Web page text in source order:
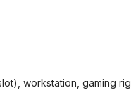
workstation, gaming rig